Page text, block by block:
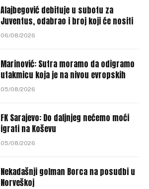
Alajbegović debituje u subotu za
Juventus, odabrao i broj koji će nositi
06/08/2026
Marinović: Sutra moramo da odigramo
utakmicu koja je na nivou evropskih
05/08/2026
FK Sarajevo: Do daljnjeg nećemo moći
igrati na Koševu
05/08/2026
Nekadašnji golman Borca na posudbi u
Norveškoj